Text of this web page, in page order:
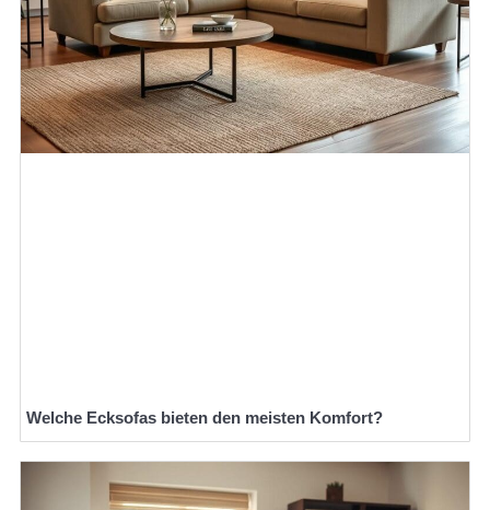
Welche Ecksofas bieten den meisten Komfort?